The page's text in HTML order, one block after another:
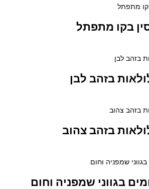
בקו מתפתל
בזהב לבן
בזהב צהוב
בגווני שמפניה וחום